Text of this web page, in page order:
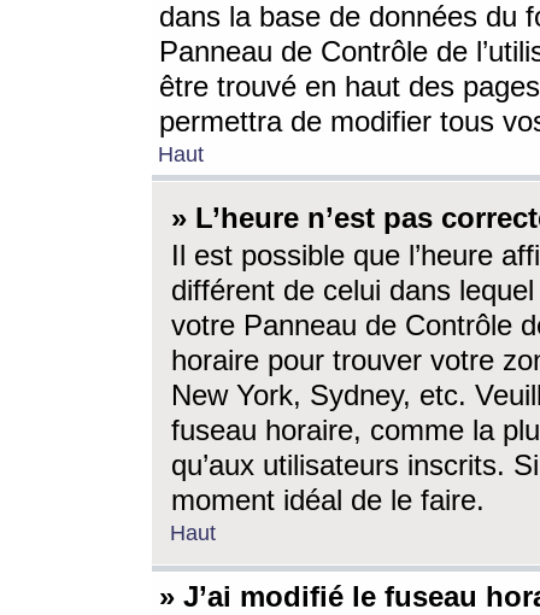
dans la base de données du
Panneau de Contrôle de
être trouvé en haut des
permettra de modifier tous
Haut
» L’heure n’est pas
Il est possible que l’heure
différent de celui dans
votre Panneau de Contrôle
horaire pour trouver votre
New York, Sydney, etc.
fuseau horaire, comme la
qu’aux utilisateurs inscrits.
moment idéal de le faire.
Haut
» J’ai modifié le fuseau